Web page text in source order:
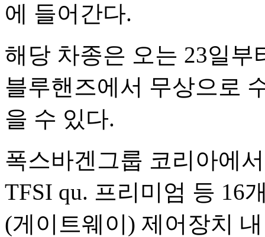
에 들어간다.
해당 차종은 오는 23일
블루핸즈에서 무상으로
을 수 있다.
폭스바겐그룹 코리아에
TFSI qu. 프리미엄 등 16
(게이트웨이) 제어장치